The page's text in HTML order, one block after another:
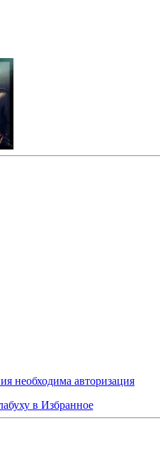
необходима авторизация
в Избранное